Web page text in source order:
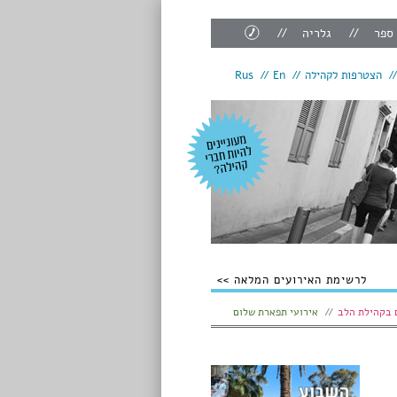
ספר גלריה
צור
קשר
הצטרפות לקהילה En
Rus
לרשימת האירועים המלאה
בקהילת הלב אירועי תפארת שלום